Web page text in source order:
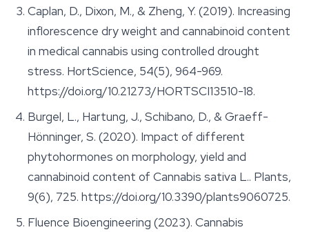
Caplan, D., Dixon, M., & Zheng, Y. (2019). Increasing
inflorescence dry weight and cannabinoid content
in medical cannabis using controlled drought
stress. HortScience, 54(5), 964-969.
https://doi.org/10.21273/HORTSCI13510-18.
Burgel, L., Hartung, J., Schibano, D., & Graeff-
Hönninger, S. (2020). Impact of different
phytohormones on morphology, yield and
cannabinoid content of Cannabis sativa L.. Plants,
9(6), 725. https://doi.org/10.3390/plants9060725.
Fluence Bioengineering (2023). Cannabis